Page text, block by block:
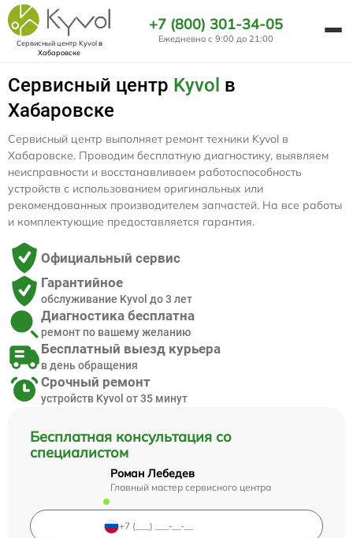
Сервисный центр Kyvolв
Хабаровске
+7 (800) 301-34-05
Ежедневно с 9:00 до 21:00
Сервисный центр Kyvol в
Хабаровске
Бесплатная консультация со
специалистом
Роман Лебедев
Главный мастер сервисного центра
Сервисный центр выполняет ремонт техники Kyvol в
Хабаровске. Проводим бесплатную диагностику, выявляем
неисправности и восстанавливаем работоспособность
устройств с использованием оригинальных или
рекомендованных производителем запчастей. На все работы
и комплектующие предоставляется гарантия.
Официальный сервис
Гарантийное
обслуживание Kyvol до 3 лет
Диагностика бесплатна
ремонт по вашему желанию
Бесплатный выезд курьера
в день обращения
Срочный ремонт
устройств Kyvol от 35 минут